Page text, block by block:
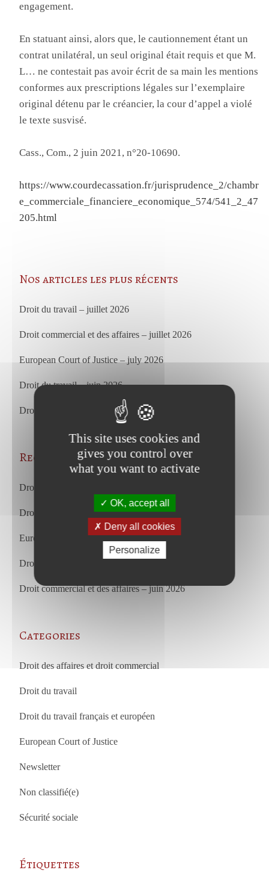
engagement.
En statuant ainsi, alors que, le cautionnement étant un
contrat unilatéral, un seul original était requis et que M.
L… ne contestait pas avoir écrit de sa main les mentions
conformes aux prescriptions légales sur l’exemplaire
original détenu par le créancier, la cour d’appel a violé
le texte susvisé.
Cass., Com., 2 juin 2021, n°20-10690.
https://www.courdecassation.fr/jurisprudence_2/chambr
e_commerciale_financiere_economique_574/541_2_47
205.html
Nos articles les plus récents
Droit du travail – juillet 2026
Droit commercial et des affaires – juillet 2026
European Court of Justice – july 2026
Droit du travail – juin 2026
Droit commercial et des affaires – juin 2026
Recent Posts
Droit du travail – juillet 2026
Droit commercial et des affaires – juillet 2026
European Court of Justice – july 2026
Droit du travail – juin 2026
Droit commercial et des affaires – juin 2026
Categories
Droit des affaires et droit commercial
Droit du travail
Droit du travail français et européen
European Court of Justice
Newsletter
Non classifié(e)
Sécurité sociale
Étiquettes
This site uses cookies and
gives you control over
what you want to activate
OK, accept all
Deny all cookies
Personalize